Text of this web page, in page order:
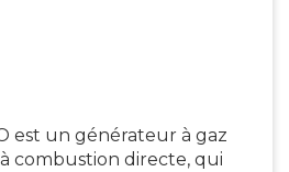
est un générateur à gaz
combustion directe, qui